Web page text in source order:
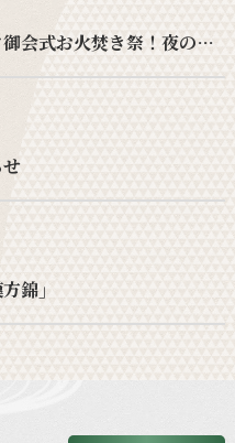
明日はいよいよ本昌寺フェスタ御会式お火焚き祭！夜の部もお待ちしてます！！
錦」